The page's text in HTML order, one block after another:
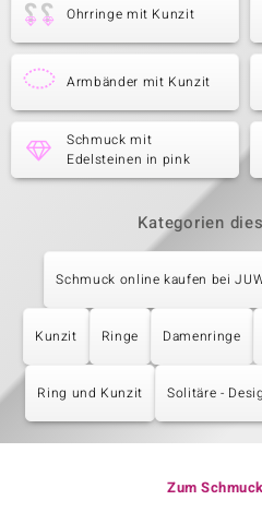
Ohrringe mit Kunzit
Armbänder mit Kunzit
Schmuck mit
Edelsteinen in pink
Kategorien
Schmuck online kaufen bei
Kunzit Ringe Damenringe
Ring und Kunzit Solitäre -
Zum